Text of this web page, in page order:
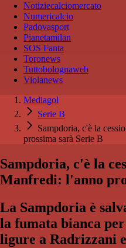
Notiziecalciomercato
Numericalcio
Padovasport
Pianetamilan
SOS Fanta
Toronews
Tuttobolognaweb
Violanews
Mediagol
Serie B
Sampdoria, c'è la
prossima sarà Serie B
Sampdoria, c'è la
Manfredi: l'anno
La Sampdoria è
la fumata bianca
ligure a Radrizzani